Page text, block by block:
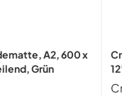
A2, 600 x
Grün